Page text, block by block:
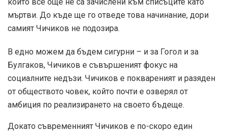
които все още не са зачислени към списъците като
мъртви. До къде ще го отведе това начинание, дори
самият Чичиков не подозира.
В едно можем да бъдем сигурни – и за Гогол и за
Булгаков, Чичиков е съвършеният фокус на
социалните недъзи. Чичиков е поквареният и разяден
от обществото човек, който почти е озверял от
амбиция по реализирането на своето бъдеще.
Докато съвременният Чичиков е по-скоро един